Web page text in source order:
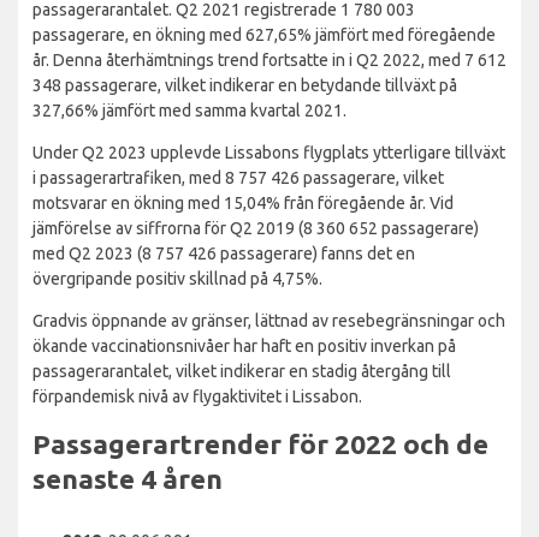
passagerarantalet. Q2 2021 registrerade 1 780 003
passagerare, en ökning med 627,65% jämfört med föregående
år. Denna återhämtnings trend fortsatte in i Q2 2022, med 7 612
348 passagerare, vilket indikerar en betydande tillväxt på
327,66% jämfört med samma kvartal 2021.
Under Q2 2023 upplevde Lissabons flygplats ytterligare tillväxt
i passagerartrafiken, med 8 757 426 passagerare, vilket
motsvarar en ökning med 15,04% från föregående år. Vid
jämförelse av siffrorna för Q2 2019 (8 360 652 passagerare)
med Q2 2023 (8 757 426 passagerare) fanns det en
övergripande positiv skillnad på 4,75%.
Gradvis öppnande av gränser, lättnad av resebegränsningar och
ökande vaccinationsnivåer har haft en positiv inverkan på
passagerarantalet, vilket indikerar en stadig återgång till
förpandemisk nivå av flygaktivitet i Lissabon.
Passagerartrender för 2022 och de
senaste 4 åren